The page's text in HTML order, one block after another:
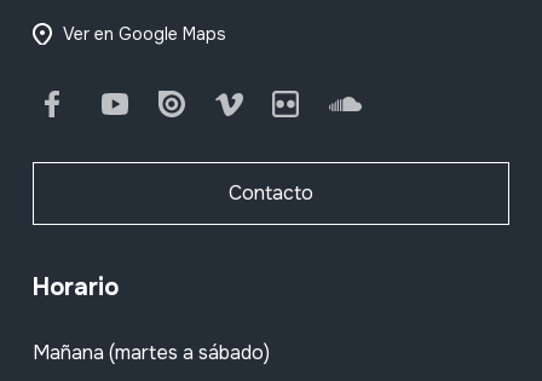
Ver en Google Maps
FacebookYoutube Issuu Vimeo Flickr SoundCloud
Contacto
Horario
Mañana (martes a sábado)